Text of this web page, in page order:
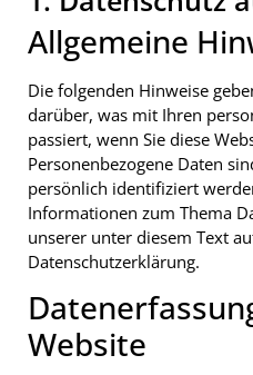
Allgemeine
Die folgenden Hinweise
darüber, was mit Ihren
passiert, wenn Sie diese
Personenbezogene Daten
persönlich identifiziert
Informationen zum Thema
unserer unter diesem Text
Datenschutzerklärung.
Website